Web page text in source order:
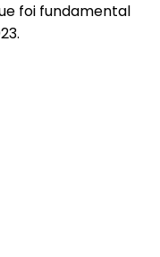
foi fundamental